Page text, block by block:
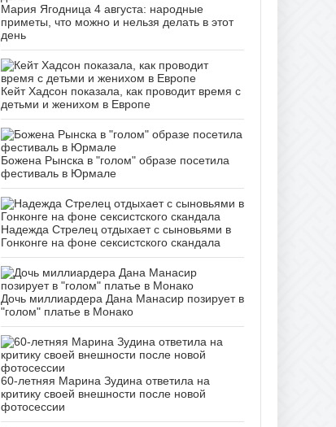
Мария Ягодница 4 августа: народные
приметы, что можно и нельзя делать в этот
день
Кейт Хадсон показала, как проводит время с
детьми и женихом в Европе
Божена Рынска в "голом" образе посетила
фестиваль в Юрмале
Надежда Стрелец отдыхает с сыновьями в
Гонконге на фоне сексистского скандала
Дочь миллиардера Дана Манасир позирует в
"голом" платье в Монако
60-летняя Марина Зудина ответила на
критику своей внешности после новой
фотосессии